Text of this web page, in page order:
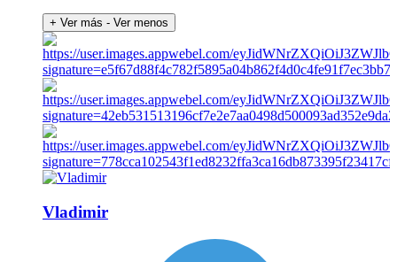
+ Ver más - Ver menos
Vladimir